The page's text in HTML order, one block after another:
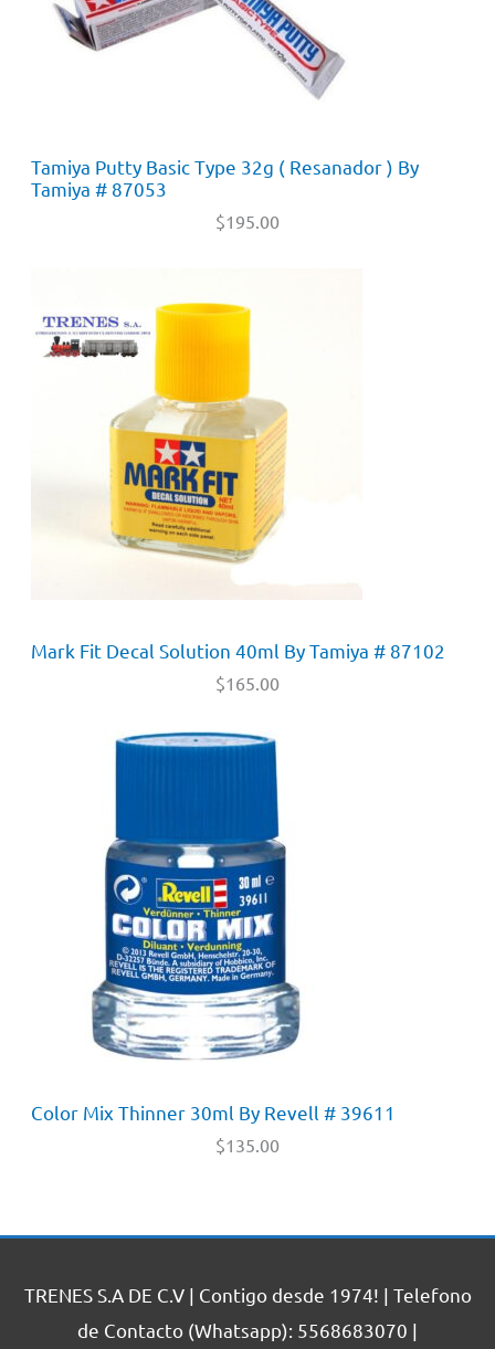
Tamiya Putty Basic Type 32g ( Resanador ) By
Tamiya # 87053
$195.00
Mark Fit Decal Solution 40ml By Tamiya # 87102
$165.00
Color Mix Thinner 30ml By Revell # 39611
$135.00
TRENES S.A DE C.V | Contigo desde 1974! | Telefono
de Contacto (Whatsapp): 5568683070 |